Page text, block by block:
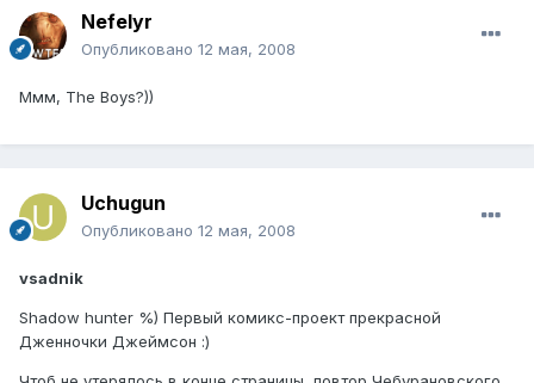
Nefelyr
Опубликовано 12 мая, 2008
Ммм, The Boys?))
Uchugun
Опубликовано 12 мая, 2008
vsadnik
Shadow hunter %) Первый комикс-проект прекрасной
Дженночки Джеймсон :)